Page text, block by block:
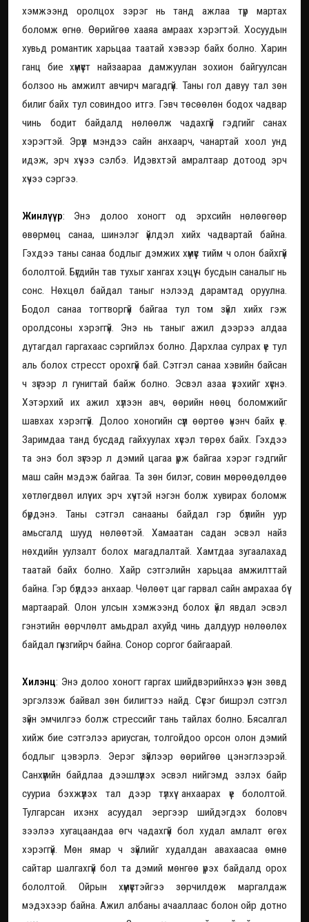
хэмжээнд оролцох зэрэг нь танд ажлаа түр мартах
боломж өгнө. Өөрийгөө хааяа амраах хэрэгтэй. Хосуудын
хувьд романтик харьцаа таатай хэвээр байх болно. Харин
ганц бие хүмүүст найзаараа дамжуулан зохион байгуулсан
болзоо нь амжилт авчирч магадгүй. Таны гол давуу тал зөн
билиг байх тул совиндоо итгэ. Гэвч төсөөлөн бодох чадвар
чинь бодит байдалд нөлөөлж чадахгүй гэдгийг санах
хэрэгтэй. Эрүүл мэндээ сайн анхаарч, чанартай хоол унд
идэж, эрч хүчээ сэлбэ. Идэвхтэй амралтаар дотоод эрч
хүчээ сэргээ.
Жинлүүр: Энэ долоо хоногт од эрхсийн нөлөөгөөр
өвөрмөц санаа, шинэлэг үйлдэл хийх чадвартай байна.
Гэхдээ таны санаа бодлыг дэмжих хүмүүс тийм ч олон байхгүй
бололтой. Бүгдийн тав тухыг хангах хэцүү ч бусдын саналыг нь
сонс. Нөхцөл байдал таныг нэлээд дарамтад оруулна.
Бодол санаа тогтворгүй байгаа тул том зүйл хийх гэж
оролдсоны хэрэггүй. Энэ нь таныг ажил дээрээ алдаа
дутагдал гаргахаас сэргийлэх болно. Дархлаа сулрах үе тул
аль болох стресст орохгүй бай. Сэтгэл санаа хэвийн байсан
ч зүгээр л гунигтай байж болно. Эсвэл азаа үзэхийг хүснэ.
Хэтэрхий их ажил хүлээн авч, өөрийн нөөц боломжийг
шавхах хэрэггүй. Долоо хоногийн сүүл өөртөө үнэнч байх үе.
Заримдаа танд бусдад гайхуулах хүсэл төрөх байх. Гэхдээ
та энэ бол зүгээр л дэмий цагаа үрж байгаа хэрэг гэдгийг
маш сайн мэдэж байгаа. Та зөн билэг, совин мөрөөдөлдөө
хөтлөгдвөл илүү их эрч хүчтэй нэгэн болж хувирах боломж
бүрдэнэ. Таны сэтгэл санааны байдал гэр бүлийн уур
амьсгалд шууд нөлөөтэй. Хамаатан садан эсвэл найз
нөхдийн уулзалт болох магадлалтай. Хамтдаа зугаалахад
таатай байх болно. Хайр сэтгэлийн харьцаа амжилттай
байна. Гэр бүлдээ анхаар. Чөлөөт цаг гарвал сайн амрахаа бүү
мартаарай. Олон улсын хэмжээнд болох үйл явдал эсвэл
гэнэтийн өөрчлөлт амьдрал ахуйд чинь далдуур нөлөөлөх
байдал гүнзгийрч байна. Сонор соргог байгаарай.
Хилэнц: Энэ долоо хоногт гаргах шийдвэрийнхээ үнэн зөвд
эргэлзэж байвал зөн билигтээ найд. Сүсэг бишрэл сэтгэл
зүйн эмчилгээ болж стрессийг тань тайлах болно. Бясалгал
хийж бие сэтгэлээ ариусган, толгойдоо орсон олон дэмий
бодлыг цэвэрлэ. Эерэг зүйлээр өөрийгөө цэнэглээрэй.
Санхүүгийн байдлаа дээшлүүлэх эсвэл нийгэмд эзлэх байр
сууриа бэхжүүлэх тал дээр түлхүү анхаарах үе бололтой.
Тулгарсан ихэнх асуудал эергээр шийдэгдэх боловч
зээлээ хугацаандаа өгч чадахгүй бол худал амлалт өгөх
хэрэггүй. Мөн ямар ч зүйлийг худалдан авахаасаа өмнө
сайтар шалгахгүй бол та дэмий мөнгөө үрэх байдалд орох
бололтой. Ойрын хүмүүстэйгээ зөрчилдөж маргалдаж
мэдэхээр байна. Ажил албаны ачааллаас болон ойр дотно